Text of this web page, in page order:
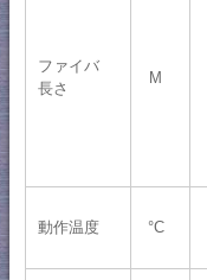
ファイバ
長さ
M
動作温度 °C